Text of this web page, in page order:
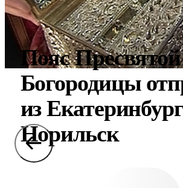
Пояс Пресвятой
Богородицы
из
Норильск